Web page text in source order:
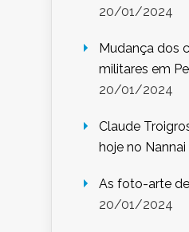
20/01/2024
Mudança dos
militares em
20/01/2024
Claude
hoje no Nannai
As foto-arte
20/01/2024